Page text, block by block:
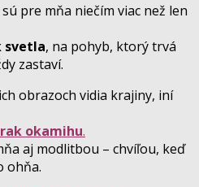
pre mňa niečím viac než len
svetla, na pohyb, ktorý trvá
zastaví.
obrazoch vidia krajiny, iní
okamihu.
aj modlitbou – chvíľou, keď
ohňa.